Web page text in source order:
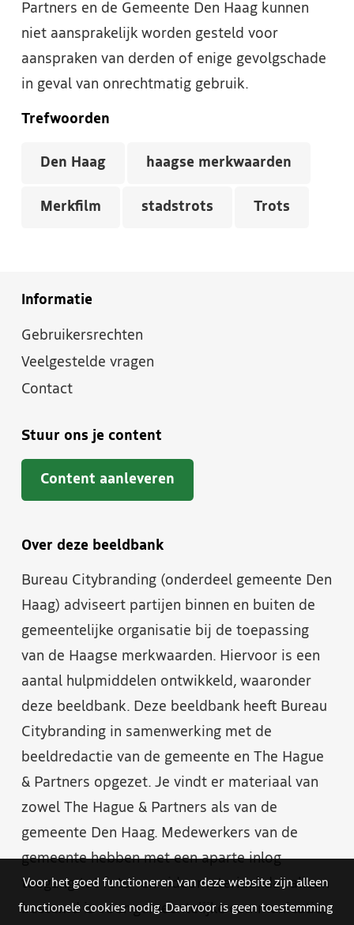
Partners en de Gemeente Den Haag kunnen
niet aansprakelijk worden gesteld voor
aanspraken van derden of enige gevolgschade
in geval van onrechtmatig gebruik.
Trefwoorden
Den Haag haagse merkwaarden
Merkfilm stadstrots Trots
Informatie
Gebruikersrechten
Veelgestelde vragen
Contact
Stuur ons je content
Content aanleveren
Over deze beeldbank
Bureau Citybranding (onderdeel gemeente Den
Haag) adviseert partijen binnen en buiten de
gemeentelijke organisatie bij de toepassing
van de Haagse merkwaarden. Hiervoor is een
aantal hulpmiddelen ontwikkeld, waaronder
deze beeldbank. Deze beeldbank heeft Bureau
Citybranding in samenwerking met de
beeldredactie van de gemeente en The Hague
& Partners opgezet. Je vindt er materiaal van
zowel The Hague & Partners als van de
gemeente Den Haag. Medewerkers van de
gemeente hebben met een aparte inlog
toegang tot foto- en videomateriaal dat alleen
bestemd is voor gemeentelijke communicatie.
Voor het goed functioneren van deze website zijn alleen
functionele cookies nodig. Daarvoor is geen toestemming